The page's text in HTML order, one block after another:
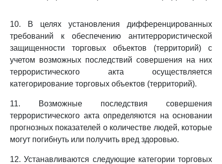
10. В целях установления дифференцированных
требований к обеспечению антитеррористической
защищенности торговых объектов (территорий) с
учетом возможных последствий совершения на них
террористического акта осуществляется
категорирование торговых объектов (территорий).
11. Возможные последствия совершения
террористического акта определяются на основании
прогнозных показателей о количестве людей, которые
могут погибнуть или получить вред здоровью.
12. Устанавливаются следующие категории торговых